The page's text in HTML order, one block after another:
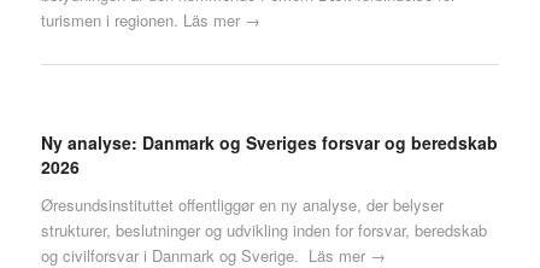
turismen i regionen. Läs mer →
Ny analyse: Danmark og Sveriges forsvar og beredskab
2026
Øresundsinstituttet offentliggør en ny analyse, der belyser
strukturer, beslutninger og udvikling inden for forsvar, beredskab
og civilforsvar i Danmark og Sverige. Läs mer →